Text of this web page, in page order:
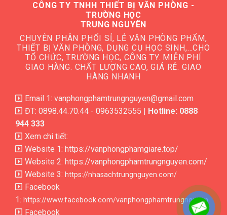
CÔNG TY TNHH THIẾT BỊ VĂN PHÒNG -
TRƯỜNG HỌC
TRUNG NGUYÊN
CHUYÊN PHÂN PHỐI SỈ, LẺ VĂN PHÒNG PHẨM,
THIẾT BỊ VĂN PHÒNG, DỤNG CỤ HỌC SINH,…CHO
TỔ CHỨC, TRƯỜNG HỌC, CÔNG TY. MIỄN PHÍ
GIAO HÀNG. CHẤT LƯỢNG CAO, GIÁ RẺ. GIAO
HÀNG NHANH
Email 1: vanphongphamtrungnguyen@gmail.com
ĐT: 0898.44.70.44 - 0963532555 | Hotline: 0888
944 333
Xem chi tiết:
Website 1: https://vanphongphamgiare.top/
Website 2: https://vanphongphamtrungnguyen.com/
Website 3: https://nhasachtrungnguyen.com/
Facebook
1: https://www.facebook.com/vanphongphamtrungnguyen
Facebook